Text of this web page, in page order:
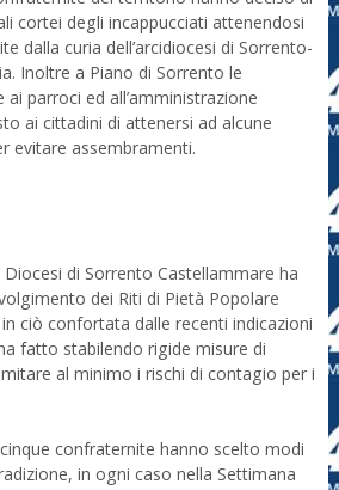
cortei degli incappucciati attenendosi
dalla curia dell’arcidiocesi di Sorrento-
Inoltre a Piano di Sorrento le
parroci ed all’amministrazione
ai cittadini di attenersi ad alcune
evitare assembramenti.
di Sorrento Castellammare ha
dei Riti di Pietà Popolare
ciò confortata dalle recenti indicazioni
fatto stabilendo rigide misure di
al minimo i rischi di contagio per i
confraternite hanno scelto modi
in ogni caso nella Settimana